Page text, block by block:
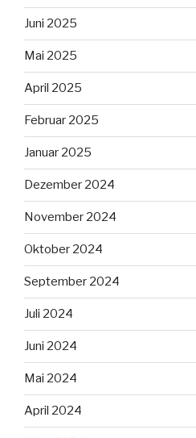
Juni 2025
Mai 2025
April 2025
Februar 2025
Januar 2025
Dezember 2024
November 2024
Oktober 2024
September 2024
Juli 2024
Juni 2024
Mai 2024
April 2024